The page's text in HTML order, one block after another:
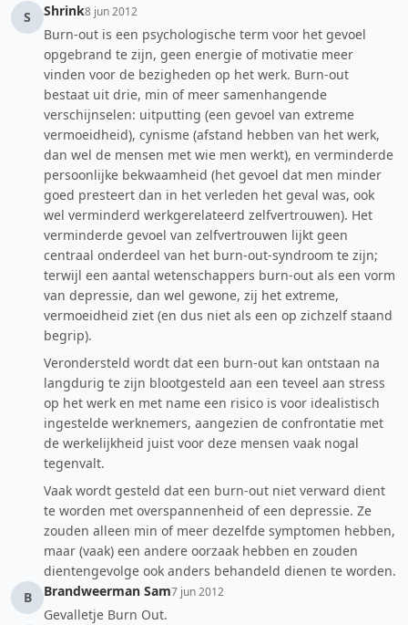
S
Shrink8 jun 2012
Burn-out is een psychologische term voor het gevoel
opgebrand te zijn, geen energie of motivatie meer
vinden voor de bezigheden op het werk. Burn-out
bestaat uit drie, min of meer samenhangende
verschijnselen: uitputting (een gevoel van extreme
vermoeidheid), cynisme (afstand hebben van het werk,
dan wel de mensen met wie men werkt), en verminderde
persoonlijke bekwaamheid (het gevoel dat men minder
goed presteert dan in het verleden het geval was, ook
wel verminderd werkgerelateerd zelfvertrouwen). Het
verminderde gevoel van zelfvertrouwen lijkt geen
centraal onderdeel van het burn-out-syndroom te zijn;
terwijl een aantal wetenschappers burn-out als een vorm
van depressie, dan wel gewone, zij het extreme,
vermoeidheid ziet (en dus niet als een op zichzelf staand
begrip).
Verondersteld wordt dat een burn-out kan ontstaan na
langdurig te zijn blootgesteld aan een teveel aan stress
op het werk en met name een risico is voor idealistisch
ingestelde werknemers, aangezien de confrontatie met
de werkelijkheid juist voor deze mensen vaak nogal
tegenvalt.
Vaak wordt gesteld dat een burn-out niet verward dient
te worden met overspannenheid of een depressie. Ze
zouden alleen min of meer dezelfde symptomen hebben,
maar (vaak) een andere oorzaak hebben en zouden
dientengevolge ook anders behandeld dienen te worden.
B
Brandweerman Sam7 jun 2012
Gevalletje Burn Out.